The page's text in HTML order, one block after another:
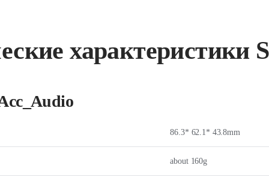
характеристики
86.3* 62.1* 43.8mm
about 160g